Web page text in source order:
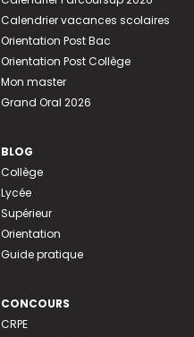
Calendrier vacances scolaires
Orientation Post Bac
Orientation Post Collège
Mon master
Grand Oral 2026
BLOG
Collège
Lycée
Supérieur
Orientation
Guide pratique
CONCOURS
CRPE